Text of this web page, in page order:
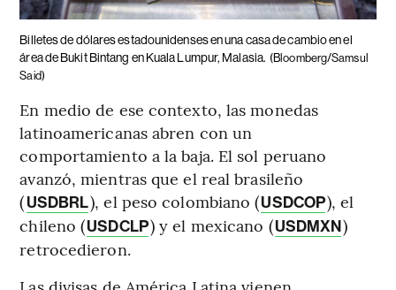
Billetes de dólares estadounidenses en una casa de cambio en el
área de Bukit Bintang en Kuala Lumpur, Malasia. (Bloomberg/Samsul
Said)
En medio de ese contexto, las monedas
latinoamericanas abren con un
comportamiento a la baja. El sol peruano
avanzó, mientras que el real brasileño
(USDBRL), el peso colombiano (USDCOP), el
chileno (USDCLP) y el mexicano (USDMXN)
retrocedieron.